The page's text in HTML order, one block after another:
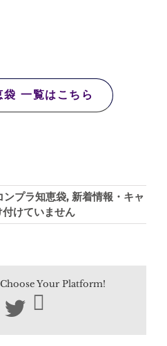
袋 一覧はこちら
ンプラ知恵袋, 新着情報・キャ
けていません
Your Platform!
Facebook
Twitter